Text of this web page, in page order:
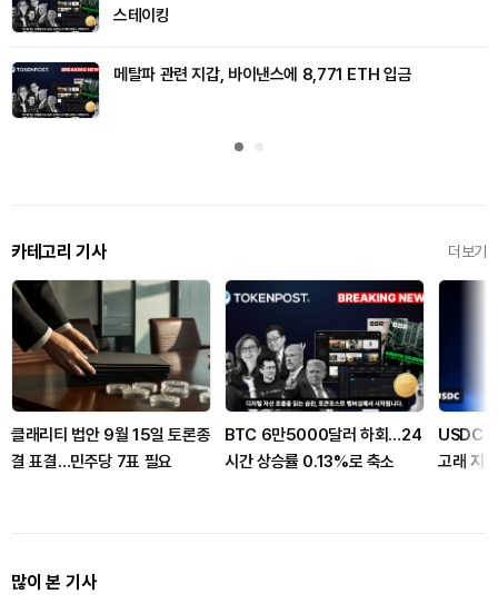
스테이킹
메탈파 관련 지갑, 바이낸스에 8,771 ETH 입금
카테고리 기사 더보기
클래리티 법안 9월 15일 토론종
결 표결…민주당 7표 필요
BTC 6만5000달러 하회…24
시간 상승률 0.13%로 축소
USDC
고래 지
많이 본 기사